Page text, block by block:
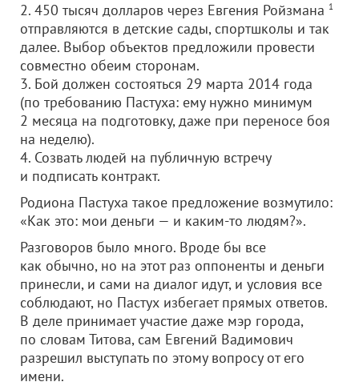
2. 450 тысяч долларов через Евгения Ройзмана 1
отправляются в детские сады, спортшколы и так
далее. Выбор объектов предложили провести
совместно обеим сторонам.
3. Бой должен состояться 29 марта 2014 года
(по требованию Пастуха: ему нужно минимум
2 месяца на подготовку, даже при переносе боя
на неделю).
4. Созвать людей на публичную встречу
и подписать контракт.
Родиона Пастуха такое предложение возмутило:
«Как это: мои деньги — и каким-то людям?».
Разговоров было много. Вроде бы все
как обычно, но на этот раз оппоненты и деньги
принесли, и сами на диалог идут, и условия все
соблюдают, но Пастух избегает прямых ответов.
В деле принимает участие даже мэр города,
по словам Титова, сам Евгений Вадимович
разрешил выступать по этому вопросу от его
имени.